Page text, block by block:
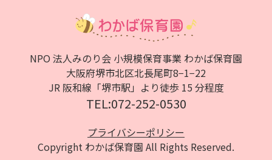
NPO 法人みのり会 小規模保育事業 わかば保育園
大阪府堺市北区北⻑尾町8−1−22
JR 阪和線「堺市駅」より徒歩 15 分程度
TEL:072-252-0530
プライバシーポリシー
Copyright わかば保育園 All Rights Reserved.